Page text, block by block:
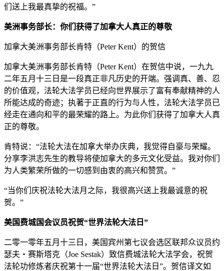
们送上我最真挚的祝福。”
美洲事务部长：你们获得了加拿大人真正的尊敬
加拿大美洲事务部长肯特（Peter Kent）的贺信
加拿大美洲事务部长肯特（Peter Kent）在贺信中说，一九九
二年五月十三日是一段真正非凡历史的开端。强调真、善、忍
的价值观，法轮大法学员已经向世界展示了富有奉献精神的人
所能达成的奇迹；执著于正直的行为与人性，法轮大法学员已
经走在通向和平的最荣耀的路上。为此你们获得了加拿大人真
正的尊敬。
肯特说：“法轮大法在加拿大举办庆典，我觉得自豪与荣耀。
分享李洪志先生的教导将使加拿大的多元文化受益。我对你们
为人类繁荣所做的一切感到由衷的高兴和赞赏。”
“当你们庆祝法轮大法月之际，我很高兴送上我最诚意的祝
贺。”
美国费城国会议员祝贺“世界法轮大法日”
二零一零年五月十三日，美国宾州第七议会选区联邦众议员约
瑟夫‧赛斯塔克（Joe Sestak）致信费城法轮大法学会，祝贺
法轮功修炼者庆祝第十一届“世界法轮大法日”。贺信译文如